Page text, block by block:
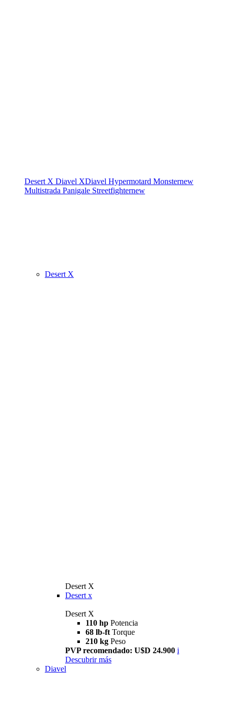
Desert X Diavel XDiavel Hypermotard Monsternew
Multistrada Panigale Streetfighternew
Desert X
Desert X
Desert x
Desert X
110 hp Potencia
68 lb-ft Torque
210 kg Peso
PVP recomendado: U$D 24.900 i
Descubrir más
Diavel